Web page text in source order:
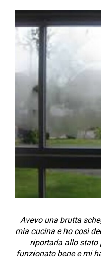
Avevo una brutta
mia cucina e ho così
riportarla allo stato
funzionato bene e mi